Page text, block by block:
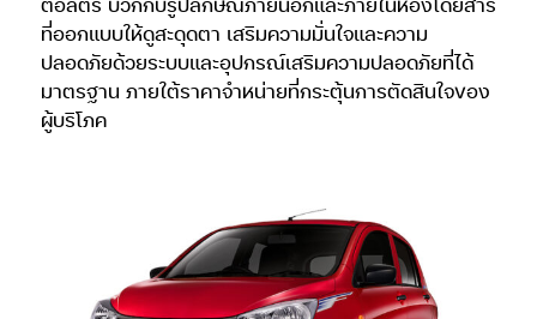
ที่ออกแบบให้ดูสะดุดตา เสริมความมั่นใจและความ
ปลอดภัยด้วยระบบและอุปกรณ์เสริมความปลอดภัยที่ได้
มาตรฐาน ภายใต้ราคาจำหน่ายที่กระตุ้นการตัดสินใจของ
ผู้บริโภค